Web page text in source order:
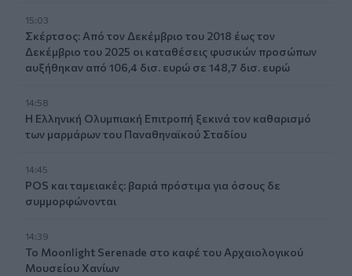
15:03
Σκέρτσος: Από τον Δεκέμβριο του 2018 έως τον
Δεκέμβριο του 2025 οι καταθέσεις φυσικών προσώπων
αυξήθηκαν από 106,4 δισ. ευρώ σε 148,7 δισ. ευρώ
14:58
Η Ελληνική Ολυμπιακή Επιτροπή ξεκινά τον καθαρισμό
των μαρμάρων του Παναθηναϊκού Σταδίου
14:45
POS και ταμειακές: βαριά πρόστιμα για όσους δε
συμμορφώνονται
14:39
To Moonlight Serenade στο καφέ του Αρχαιολογικού
Μουσείου Χανίων